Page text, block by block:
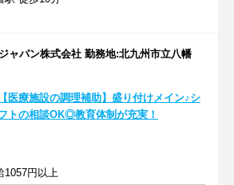
ャパン株式会社 勤務地:北九州市立八幡
【医療施設の調理補助】盛り付けメイン♪シ
トの相談OK◎教育体制が充実！
1057円以上